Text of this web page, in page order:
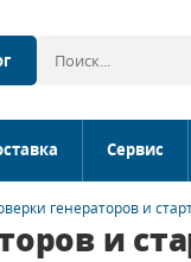
Сервис
генераторов и
и